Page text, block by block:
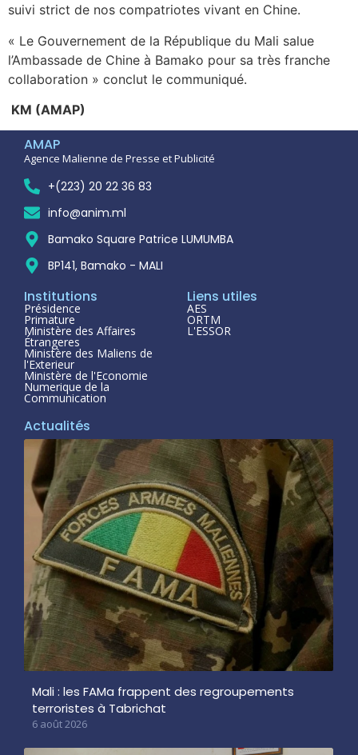
suivi strict de nos compatriotes vivant en Chine.
« Le Gouvernement de la République du Mali salue
l’Ambassade de Chine à Bamako pour sa très franche
collaboration » conclut le communiqué.
KM (AMAP)
AMAP
Agence Malienne de Presse et Publicité
+(223) 20 22 36 83
info@anim.ml
Bamako Square Patrice LUMUMBA
BP141, Bamako - MALI
Institutions
Présidence
Primature
Ministère des Affaires
Étrangeres
Ministère des Maliens de
l'Exterieur
Ministère de l'Economie
Numerique de la
Communication
Liens utiles
AES
ORTM
L'ESSOR
Actualités
Mali : les FAMa frappent des regroupements
terroristes à Tabrichat
6 août 2026